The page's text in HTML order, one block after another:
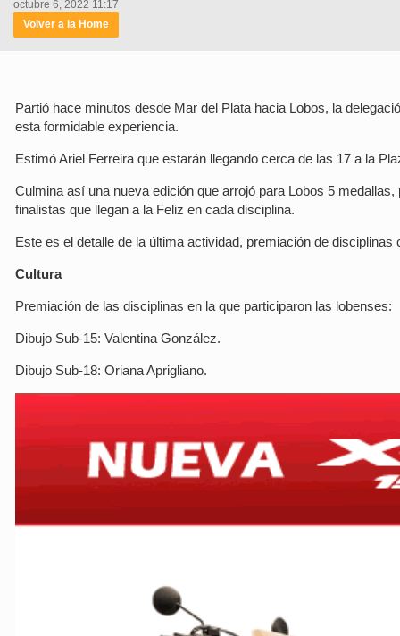
octubre 6, 2022 11:17
Volver a la Home
Partió hace minutos desde Mar del Plata hacia Lobos, la
esta formidable experiencia.
Estimó Ariel Ferreira que estarán llegando cerca de las 17 a la
Culmina así una nueva edición que arrojó para Lobos 5
finalistas que llegan a la Feliz en cada disciplina.
Este es el detalle de la última actividad, premiación de disciplinas
Cultura
Premiación de las disciplinas en la que participaron las lobenses:
Dibujo Sub-15: Valentina González.
Dibujo Sub-18: Oriana Aprigliano.